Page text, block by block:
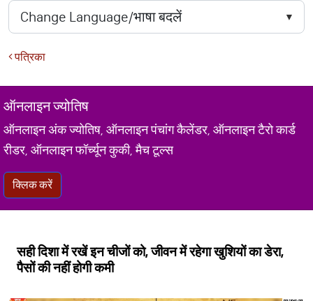
पत्रिका
ऑनलाइन ज्योतिष
ऑनलाइन अंक ज्योतिष, ऑनलाइन पंचांग कैलेंडर, ऑनलाइन टैरो कार्ड
रीडर, ऑनलाइन फॉर्च्यून कुकी, मैच टूल्स
क्लिक करें
सही दिशा में रखें इन चीजों को, जीवन में रहेगा खुशियों का डेरा,
पैसों की नहीं होगी कमी